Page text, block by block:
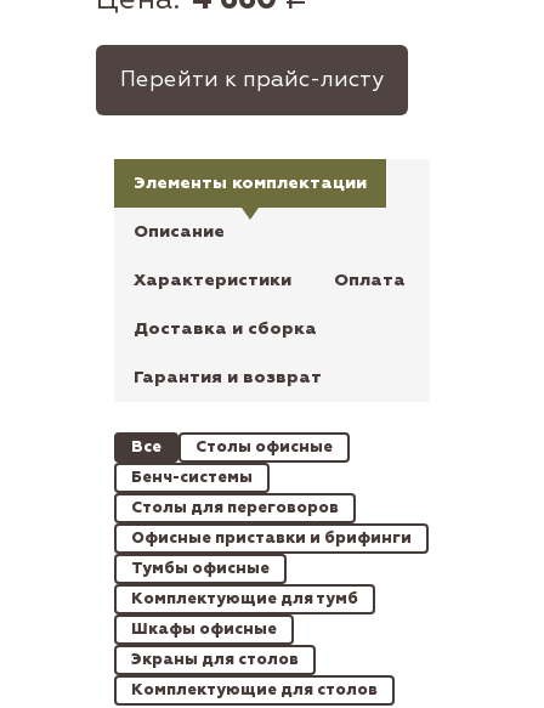
Перейти к прайс-листу
Элементы комплектации
Описание
Характеристики Оплата
Доставка и сборка
Гарантия и возврат
Все
Столы офисные
Бенч-системы
Столы для переговоров
Офисные приставки и брифинги
Тумбы офисные
Комплектующие для тумб
Шкафы офисные
Экраны для столов
Комплектующие для столов